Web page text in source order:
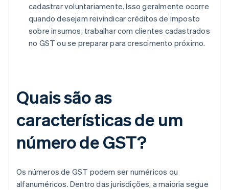
cadastrar voluntariamente. Isso geralmente ocorre
quando desejam reivindicar créditos de imposto
sobre insumos, trabalhar com clientes cadastrados
no GST ou se preparar para crescimento próximo.
Quais são as
características de um
número de GST?
Os números de GST podem ser numéricos ou
alfanuméricos. Dentro das jurisdições, a maioria segue